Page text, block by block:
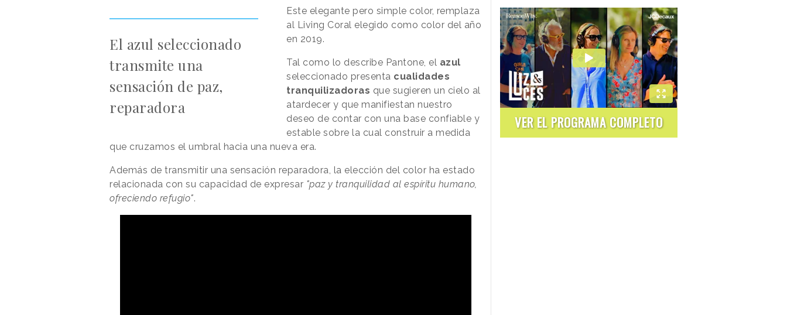
El azul seleccionado
transmite una
sensación de paz,
reparadora
Este elegante pero simple color, remplaza
al Living Coral elegido como color del año
en 2019.
Tal como lo describe Pantone, el azul
seleccionado presenta cualidades
tranquilizadoras que sugieren un cielo al
atardecer y que manifiestan nuestro
deseo de contar con una base confiable y
estable sobre la cual construir a medida
que cruzamos el umbral hacia una nueva era.
Además de transmitir una sensación reparadora, la elección del color ha estado
relacionada con su capacidad de expresar "paz y tranquilidad al espíritu humano,
ofreciendo refugio".
VER EL PROGRAMA COMPLETO